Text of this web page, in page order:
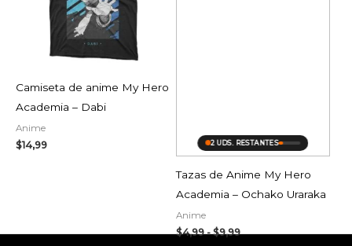
Camiseta de anime My Hero
Academia – Dabi
Anime
$14,99 2 UDS. RESTANTES
Tazas de Anime My Hero
Academia – Ochako Uraraka
Anime
$4,99 - $9,99